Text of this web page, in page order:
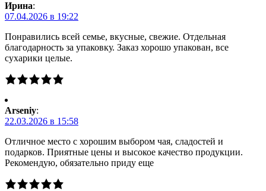
Ирина:
07.04.2026 в 19:22
Понравились всей семье, вкусные, свежие. Отдельная
благодарность за упаковку. Заказ хорошо упакован, все
сухарики целые.
Arseniy:
22.03.2026 в 15:58
Отличное место с хорошим выбором чая, сладостей и
подарков. Приятные цены и высокое качество продукции.
Рекомендую, обязательно приду еще